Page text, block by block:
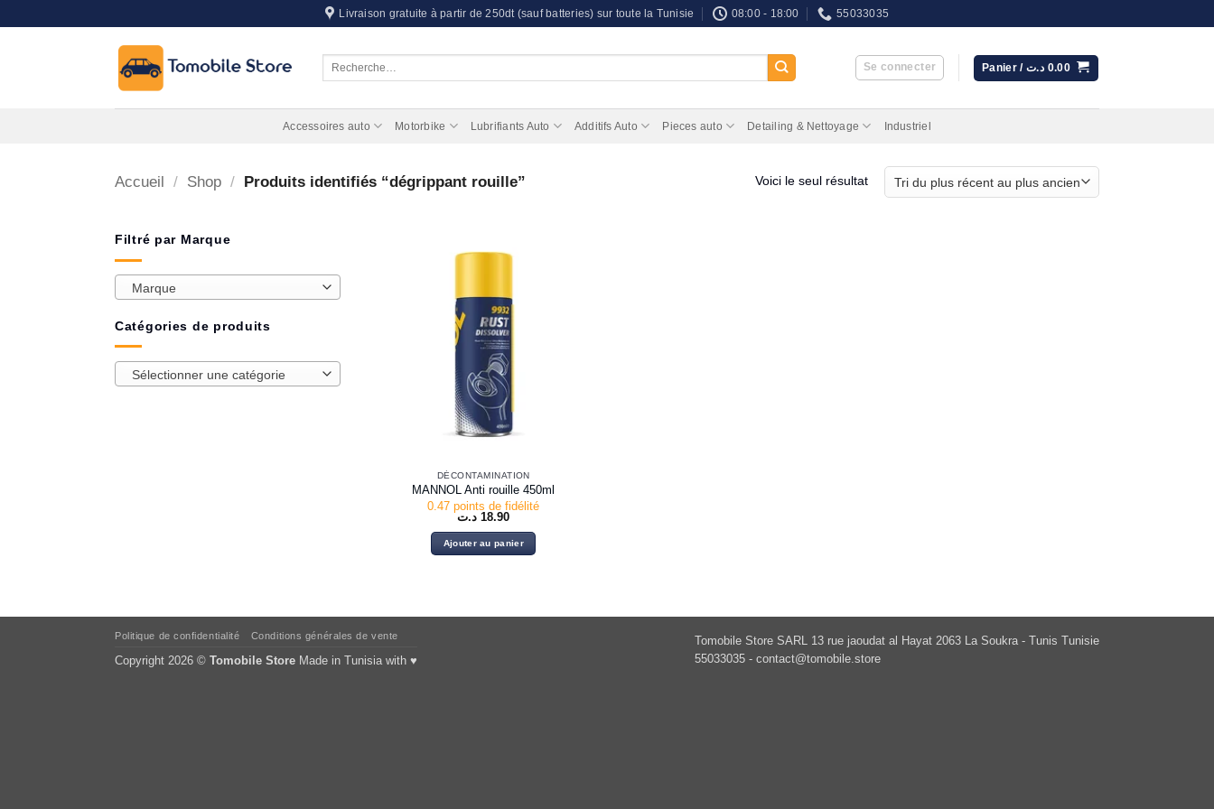
au
Livraison gratuite à partir de 250dt (sauf batteries) sur toute la Tunisie 08:00 - 18:00 55033035
Se connecter Panier / 0.00 د.ت
Accessoires auto Motorbike Lubrifiants Auto Additifs Auto Pieces auto Detailing & Nettoyage Industriel
Accueil / Shop / Produits identifiés “dégrippant rouille” Voici le seul résultat
Filtré par Marque
Marque
Catégories de produits
Sélectionner une catégorie
DÉCONTAMINATION
MANNOL Anti rouille 450ml
0.47 points de fidélité
18.90 د.ت
Ajouter au panier
Tomobile Store SARL 13 rue jaoudat al Hayat 2063 La Soukra - Tunis Tunisie
55033035 - contact@tomobile.store
Politique de confidentialité Conditions générales de vente
Copyright 2026 © Tomobile Store Made in Tunisia with ♥